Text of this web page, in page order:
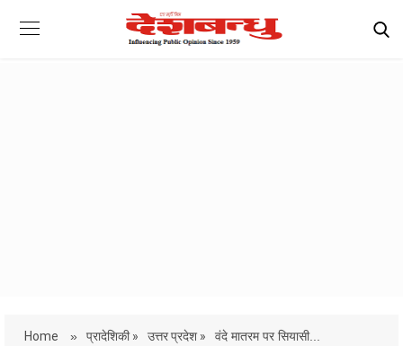
Home » प्रादेशिकी » उत्तर प्रदेश » वंदे मातरम पर सियासी...